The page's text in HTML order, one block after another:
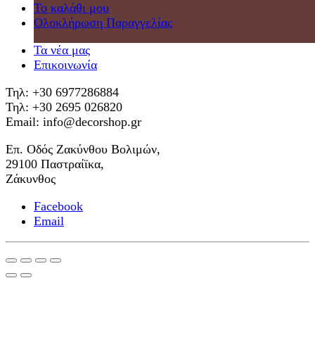
Το καλάθι μου
Ολοκλήρωση Παραγγελίας
Τα νέα μας
Επικοινωνία
Τηλ: +30 6977286884
Τηλ: +30 2695 026820
Email: info@decorshop.gr
Επ. Οδός Ζακύνθου Βολιμών,
29100 Παστραίϊκα,
Ζάκυνθος
Facebook
Email